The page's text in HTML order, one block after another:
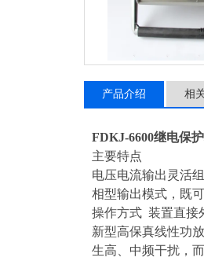
产品介绍 相
FDKJ-6600继电保
主要特点
电压电流输出灵活
相型输出模式，既
操作方式 装置直接
新型高保真线性功放
生高、中频干扰，